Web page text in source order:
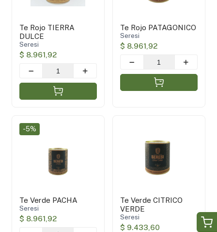
Te Rojo TIERRA
DULCE
Seresi
$ 8.961,92
Te Rojo PATAGONICO
Seresi
$ 8.961,92
-5%
Te Verde PACHA
Seresi
$ 8.961,92
Te Verde CITRICO
VERDE
Seresi
$ 9.433,60